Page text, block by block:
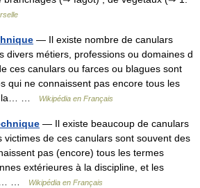
— Il existe nombre de canulars
divers métiers, professions ou domaines d
ces canulars ou farces ou blagues sont
qui ne connaissent pas encore tous les
la… …
Wikipédia en Français
— Il existe beaucoup de canulars
victimes de ces canulars sont souvent des
pas (encore) tous les termes
extérieures à la discipline, et les
…
Wikipédia en Français